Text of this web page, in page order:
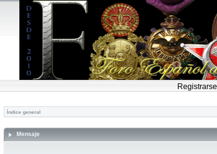
Registrarse
Índice general
Mensaje